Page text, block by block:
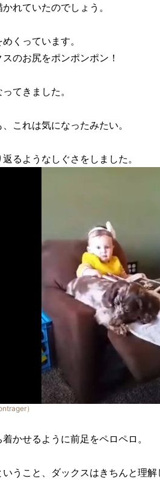
れていたのでしょう。
くっています。
のお尻をポンポンポン！
てきました。
これは気になったみたい。
るようなしぐさをしました。
）
かせるように前足をペロペロ。
うこと、ダックスはきちんと理解